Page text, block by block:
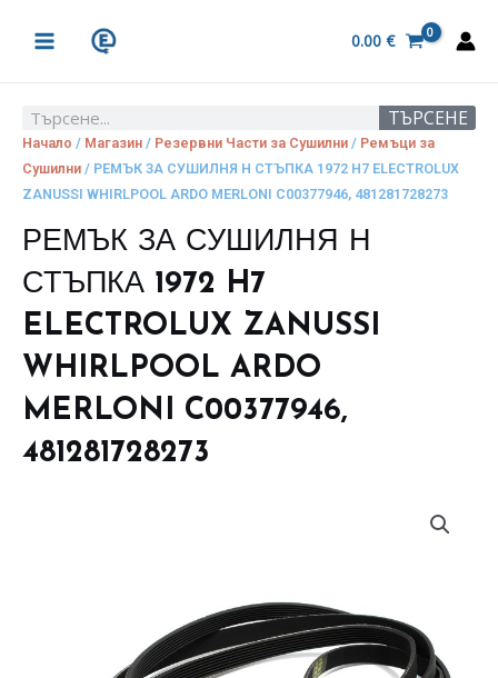
MENU
0.00 €
Search ТЪРСЕНЕ
Начало / Магазин / Резервни Части за Сушилни / Ремъци за
Сушилни / РЕМЪК ЗА СУШИЛНЯ Н СТЪПКА 1972 H7 ELECTROLUX
ZANUSSI WHIRLPOOL ARDO MERLONI C00377946, 481281728273
РЕМЪК ЗА СУШИЛНЯ Н
СТЪПКА 1972 H7
ELECTROLUX ZANUSSI
WHIRLPOOL ARDO
MERLONI C00377946,
481281728273